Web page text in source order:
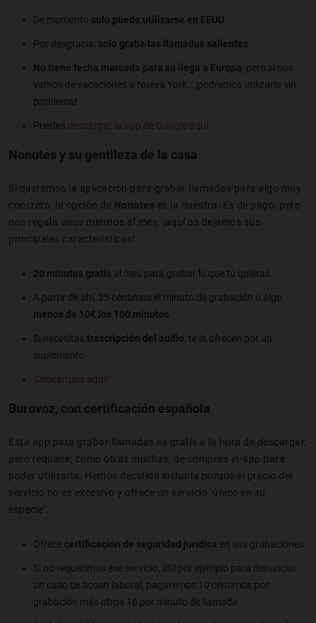
De momento solo puede utilizarse en EEUU
Por desgracia, solo graba las llamadas salientes
No tiene fecha marcada para su llega a Europa , pero si nos
vamos de vacaciones a Nueva York… ¡podremos utilizarla sin
problema!
Puedes descargar la app de Google aquí
Nonotes y su gentileza de la casa
Si queremos la aplicación para grabar llamadas para algo muy
concreto, la opción de Nonotes es la nuestra. Es de pago, pero
nos regala unos minutos al mes, ¡aquí os dejamos sus
principales características!
20 minutos gratis al mes para grabar lo que tú quieras
A partir de ahí, 25 céntimos el minuto de grabación o algo
menos de 10€ los 100 minutos
Si necesitas trascripción del audio , te la ofrecen por un
suplemento
¡Descárgala aquí!
Burovoz, con certificación española
Esta app para grabar llamadas es gratis a la hora de descargar,
pero requiere, como otras muchas, de compras in-app para
poder utilizarla. Hemos decidido incluirla porque el precio del
servicio no es excesivo y ofrece un servicio ‘único en su
especie’.
Ofrece certificación de seguridad jurídica en sus grabaciones
Si no requerimos ese servicio, útil por ejemplo para denunciar
un caso de acoso laboral, pagaremos 10 céntimos por
grabación más otros 16 por minuto de llamada